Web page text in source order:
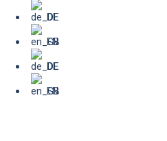
DE
EN
DE
EN